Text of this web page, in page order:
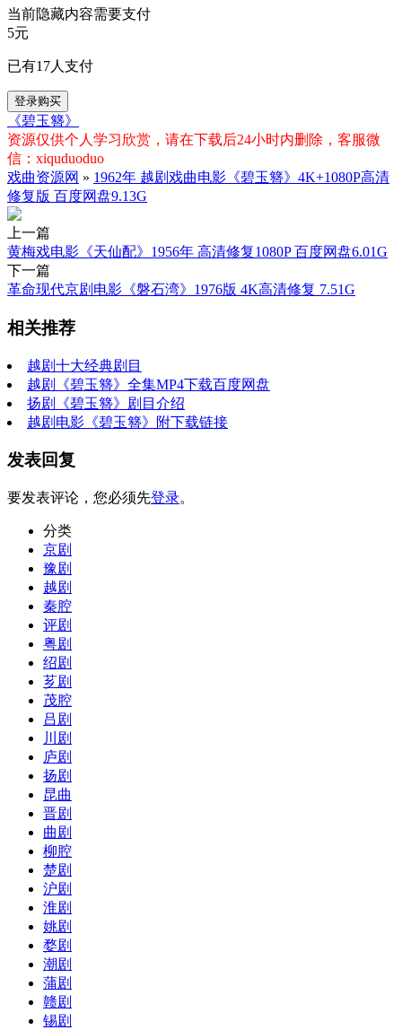
当前隐藏内容需要支付
5元
已有17人支付
登录购买
《碧玉簪》
资源仅供个人学习欣赏，请在下载后24小时内删除，客服微
信：xiquduoduo
戏曲资源网 » 1962年 越剧戏曲电影《碧玉簪》4K+1080P高清
修复版 百度网盘9.13G
上一篇
黄梅戏电影《天仙配》1956年 高清修复1080P 百度网盘6.01G
下一篇
革命现代京剧电影《磐石湾》1976版 4K高清修复 7.51G
相关推荐
越剧十大经典剧目
越剧《碧玉簪》全集MP4下载百度网盘
扬剧《碧玉簪》剧目介绍
越剧电影《碧玉簪》附下载链接
发表回复
要发表评论，您必须先登录。
分类
京剧
豫剧
越剧
秦腔
评剧
粤剧
绍剧
芗剧
茂腔
吕剧
川剧
庐剧
扬剧
昆曲
晋剧
曲剧
柳腔
楚剧
沪剧
淮剧
姚剧
婺剧
潮剧
蒲剧
赣剧
锡剧